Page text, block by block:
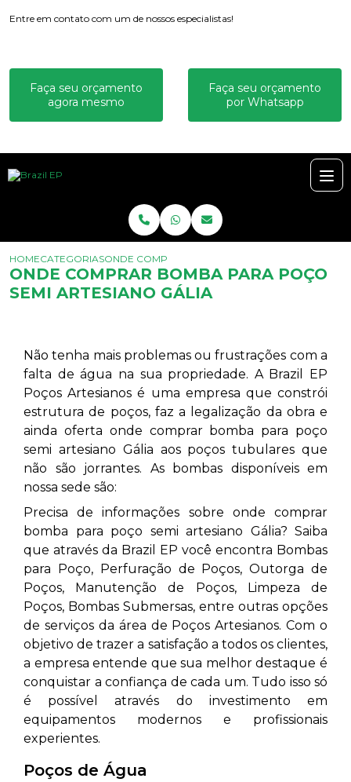
Entre em contato com um de nossos especialistas!
Faça seu orçamento
agora mesmo
Faça seu orçamento
por Whatsapp
HOMECATEGORIASONDE COMPRAR BOMBA PARA POÇO SEMI
ONDE COMPRAR BOMBA PARA POÇO
SEMI ARTESIANO GÁLIA
Não tenha mais problemas ou frustrações com a
falta de água na sua propriedade. A Brazil EP
Poços Artesianos é uma empresa que constrói
estrutura de poços, faz a legalização da obra e
ainda oferta onde comprar bomba para poço
semi artesiano Gália aos poços tubulares que
não são jorrantes. As bombas disponíveis em
nossa sede são:
Precisa de informações sobre onde comprar
bomba para poço semi artesiano Gália? Saiba
que através da Brazil EP você encontra Bombas
para Poço, Perfuração de Poços, Outorga de
Poços, Manutenção de Poços, Limpeza de
Poços, Bombas Submersas, entre outras opções
de serviços da área de Poços Artesianos. Com o
objetivo de trazer a satisfação a todos os clientes,
a empresa entende que sua melhor destaque é
conquistar a confiança de cada um. Tudo isso só
é possível através do investimento em
equipamentos modernos e profissionais
experientes.
Poços de Água